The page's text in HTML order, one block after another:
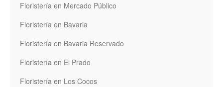
Floristería en Mercado Público
Floristería en Bavaria
Floristería en Bavaria Reservado
Floristería en El Prado
Floristería en Los Cocos